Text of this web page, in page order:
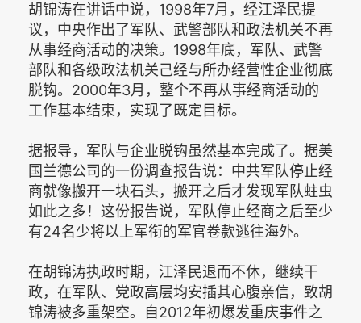
胡锦涛在讲话中说，1998年7月，经江泽民提
议，中央作出了军队、武警部队和政法机关不再
从事经商活动的决策。1998年底，军队、武警
部队和各级政法机关己经与所办经营性企业彻底
脱钩。2000年3月，整个不再从事经商活动的
工作基本结束，实现了既定目标。
据报导，军队与企业脱钩虽然基本完成了。据美
国兰德公司的一份调查报告说：中共军队停止经
商就像搬开一块石头，搬开之后才发现军队蛀虫
如此之多！这份报告说，军队停止经商之后至少
有24名少将以上军衔的军官卷款逃往海外。
在胡锦涛执政时期，江泽民退而不休，继续干
政，在军队、党政高层均安插其心腹亲信，致胡
锦涛被多重架空。自2012年初爆发重庆事件之